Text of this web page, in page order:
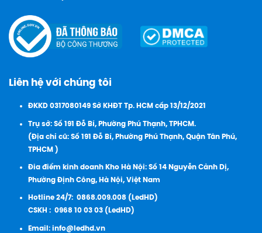
Liên hệ với chúng tôi
ĐKKD 0317080149 Sở KHĐT Tp. HCM cấp 13/12/2021
Trụ sở: Số 191 Đỗ Bí, Phường Phú Thạnh, TPHCM.
(Địa chỉ cũ: Số 191 Đỗ Bí, Phường Phú Thạnh, Quận Tân Phú,
TPHCM )
Đia điểm kinh doanh Kho Hà Nội: Số 14 Nguyễn Cảnh Dị,
Phường Định Công, Hà Nội, Việt Nam
Hotline 24/7: 0868.009.008 (LedHD)
CSKH : 0968 10 03 03 (LedHD)
Email:info@ledhd.vn